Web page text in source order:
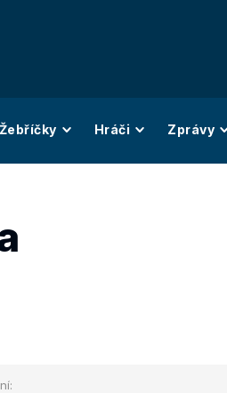
Žebříčky Hráči Zprávy